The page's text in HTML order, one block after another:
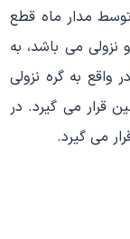
مدار ماه قطع
می باشد، به
به گره نزولی
قرار می گیرد. در
می گیرد.